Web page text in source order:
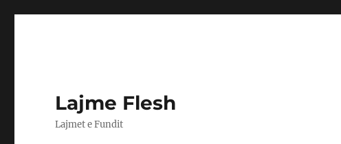
Lajme Flesh
Lajmet e Fundit